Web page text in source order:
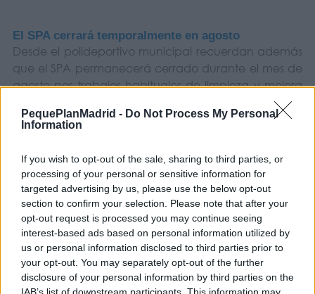
PequePlanMadrid - Do Not Process My Personal
Information
If you wish to opt-out of the sale, sharing to third parties, or
processing of your personal or sensitive information for
targeted advertising by us, please use the below opt-out
section to confirm your selection. Please note that after your
opt-out request is processed you may continue seeing
interest-based ads based on personal information utilized by
us or personal information disclosed to third parties prior to
your opt-out. You may separately opt-out of the further
disclosure of your personal information by third parties on the
El SPA cerrará temporalmente en agosto
Desde el polideportivo municipal recuerdan además
que el SPA permanecerá cerrado durante el mes de
agosto por trabajos habituales de limpieza y mejora
Toda la información actualizada sobre tarifas, abonos
y funcionamiento de las piscinas puede consultarse a
través de la web de Sanse Deporte.